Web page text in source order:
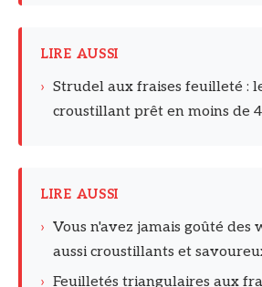
LIRE AUSSI
› Strudel aux fraises feuilleté :
croustillant prêt en moins de
LIRE AUSSI
› Vous n'avez jamais goûté des
aussi croustillants et
› Feuilletés triangulaires aux